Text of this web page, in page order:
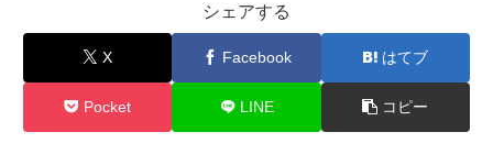
シェアする
X Facebook はてブ
Pocket LINE コピー